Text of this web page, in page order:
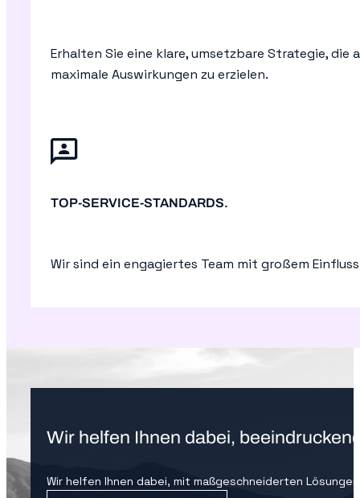
Erhalten Sie eine klare, umsetzbare Strategie, die
maximale Auswirkungen zu erzielen.
TOP-SERVICE-STANDARDS.
Wir sind ein engagiertes Team mit großem
Wir helfen Ihnen dabei,
Wir helfen Ihnen dabei, mit maßgeschneiderten